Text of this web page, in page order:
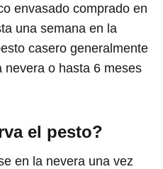
envasado comprado en
una semana en la
casero generalmente
o hasta 6 meses
el pesto?
en la nevera una vez